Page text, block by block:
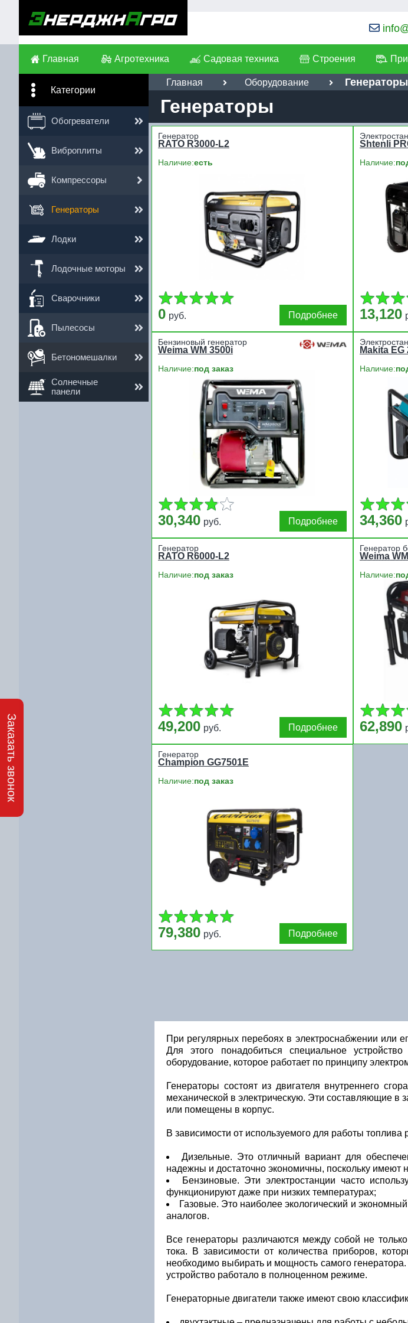
Главная Агротехника Садовая техника Строения
Категории
Обогреватели
Виброплиты
Компрессоры
Генераторы
Лодки
Лодочные моторы
Сварочники
Пылесосы
Бетономешалки
Солнечные
панели
Главная Оборудование Генераторы
Генераторы
Генератор
RATO R3000-L2
Наличие:есть
0 руб. Подробнее
Shtenli
Наличие:
13,120
Бензиновый генератор
Weima WM 3500i
Наличие:под заказ
30,340 руб. Подробнее
Makita EG
Наличие:
34,360
Генератор
RATO R6000-L2
Наличие:под заказ
49,200 руб. Подробнее
Генератор
Weima
Наличие:
62,890
Генератор
Champion GG7501E
Наличие:под заказ
79,380 руб. Подробнее
При регулярных перебоях в электроснабжении или
Для этого понадобиться специальное
оборудование, которое работает по принципу
Генераторы состоят из двигателя внутреннего
механической в электрическую. Эти составляющие
или помещены в корпус.
В зависимости от используемого для работы топлива
Дизельные. Это отличный вариант для
надежны и достаточно экономичны, поскольку имеют
Бензиновые. Эти электростанции часто
функционируют даже при низких температурах;
Газовые. Это наиболее экологический и
аналогов.
Все генераторы различаются между собой не
тока. В зависимости от количества приборов,
необходимо выбирать и мощность самого
устройство работало в полноценном режиме.
Генераторные двигатели также имеют свою
Заказать звонок